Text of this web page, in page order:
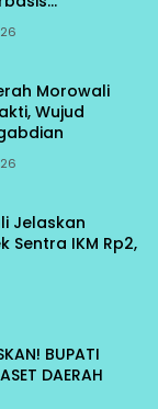
Morowali
Wujud
Jelaskan
Sentra IKM Rp2,
BUPATI
DAERAH